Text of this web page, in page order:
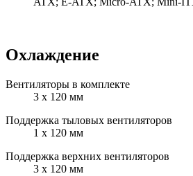
Охлаждение
Вентиляторы в комплекте
3 x 120 мм
Поддержка тыловых вентиляторов
1 x 120 мм
Поддержка верхних вентиляторов
3 x 120 мм